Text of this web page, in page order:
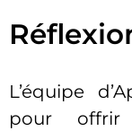
L’équipe
pour offrir